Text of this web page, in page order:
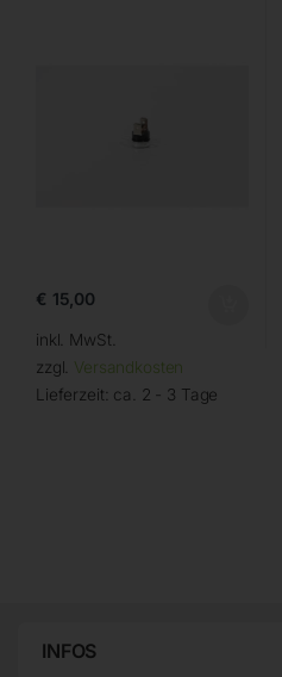
€ 15,00
inkl. MwSt.
zzgl. Versandkosten
Lieferzeit: ca. 2 - 3 Tage
INFOS